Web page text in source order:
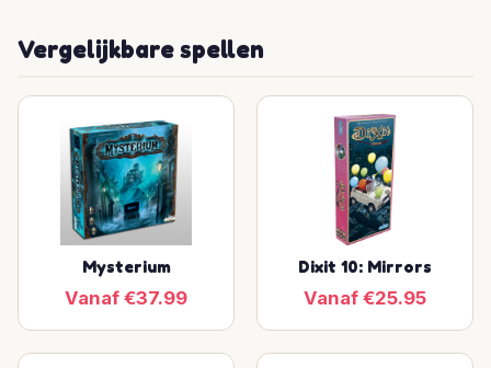
Vergelijkbare spellen
Mysterium
Vanaf €37.99
Dixit 10: Mirrors
Vanaf €25.95